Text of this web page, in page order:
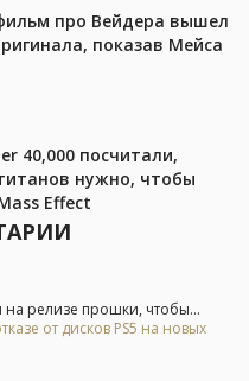
про Вейдера вышел
показав Мейса
40,000 посчитали,
нужно, чтобы
Effect
релизе прошки, чтобы...
от дисков PS5 на новых